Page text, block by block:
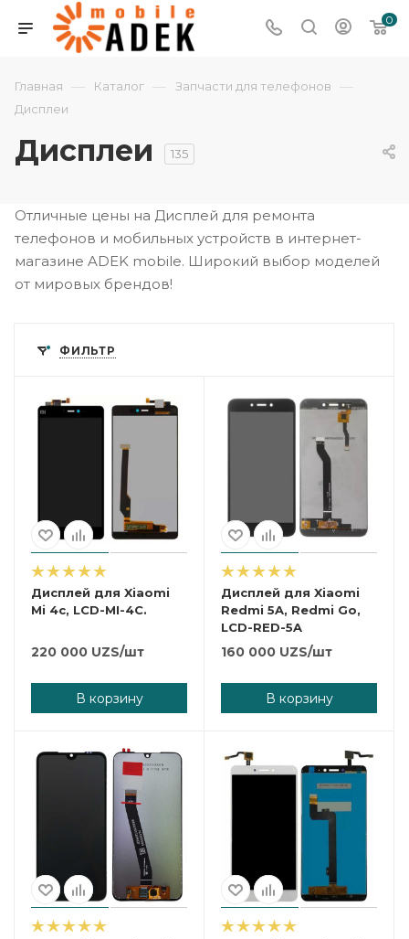
0
Главная — Каталог — Запчасти для телефонов —
Дисплеи
Дисплеи 135
Отличные цены на Дисплей для ремонта
телефонов и мобильных устройств в интернет-
магазине ADEK mobile. Широкий выбор моделей
от мировых брендов!
ФИЛЬТР
Дисплей для Xiaomi
Mi 4c, LCD-MI-4C.
220 000 UZS/шт
В корзину
Дисплей для Xiaomi
Redmi 5A, Redmi Go,
LCD-RED-5A
160 000 UZS/шт
В корзину